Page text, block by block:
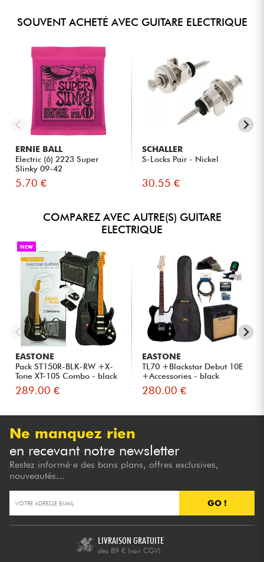
SOUVENT ACHETÉ AVEC GUITARE ELECTRIQUE
ERNIE BALL
Electric (6) 2223 Super
Slinky 09-42
5.70 €
SCHALLER
S-Locks Pair - Nickel
30.55 €
COMPAREZ AVEC AUTRE(S) GUITARE
ELECTRIQUE
NEW
EASTONE
Pack ST150R-BLK-RW +X-
Tone XT-10S Combo - black
289.00 €
EASTONE
TL70 +Blackstar Debut 10E
+Accessories - black
280.00 €
Ne manquez rien
en recevant notre newsletter
Restez informé·e des bons plans, offres exclusives,
nouveautés...
GO !
LIVRAISON GRATUITE
dès 89 € (voir CGV)